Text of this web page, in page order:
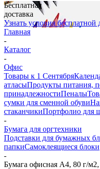
Бесплатная
доставка
Узнать условия бесплатной
Главная
-
Каталог
-
Офис
Товары к 1 Сентября
атласыПродукты питания,
принадлежностиПеналы
сумки для сменной обуви
стаканчикиПортфолио для
-
Бумага для оргтехники
Подставки для бумажных
папкиСамоклеящиеся блоки
-
Бумага офисная А4, 80 г/